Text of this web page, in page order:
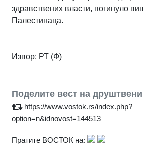
здравствених власти, погинуло
Палестинаца.
Извор: РТ (Ф)
Поделите вест на
https://www.vostok.rs/index.php?
option=n&idnovost=144513
Пратите ВОСТОК на: